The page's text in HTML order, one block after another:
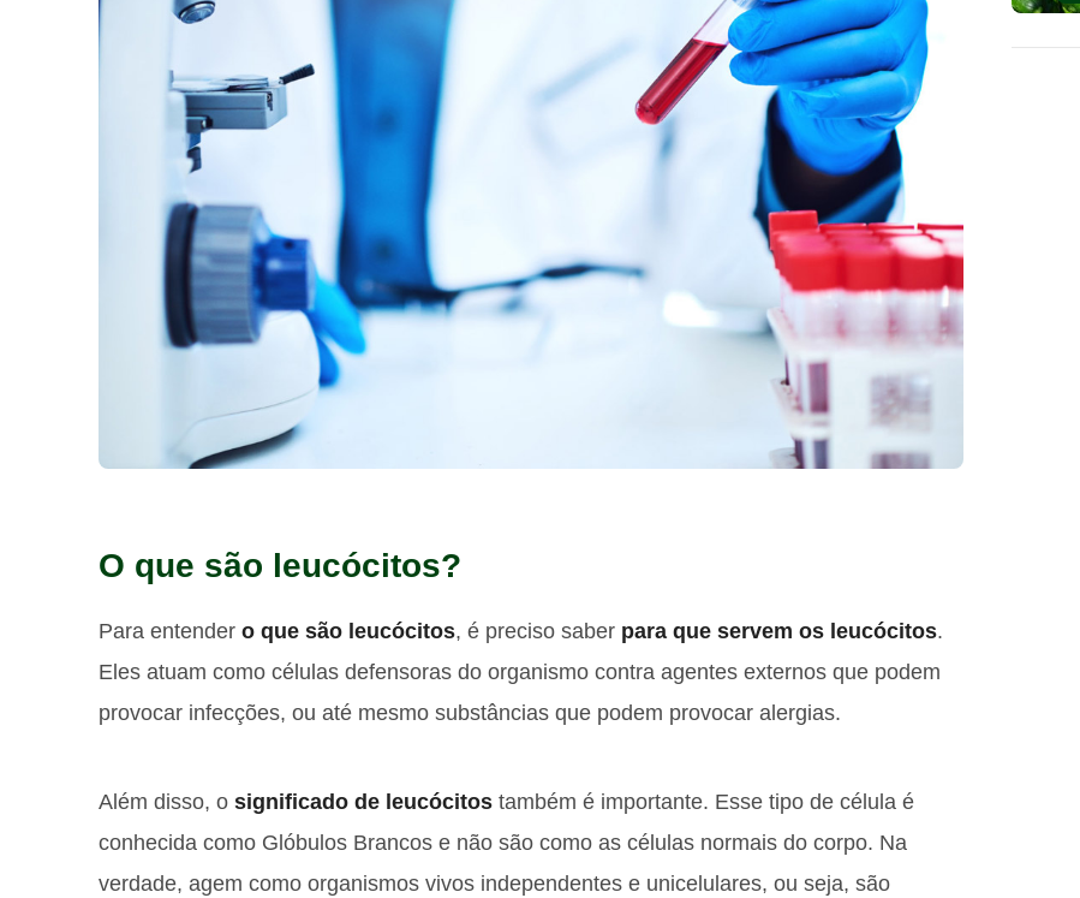
O que são leucócitos?
Para entender o que são leucócitos, é preciso saber para que servem os leucócitos.
Eles atuam como células defensoras do organismo contra agentes externos que podem
provocar infecções, ou até mesmo substâncias que podem provocar alergias.
Além disso, o significado de leucócitos também é importante. Esse tipo de célula é
conhecida como Glóbulos Brancos e não são como as células normais do corpo. Na
verdade, agem como organismos vivos independentes e unicelulares, ou seja, são